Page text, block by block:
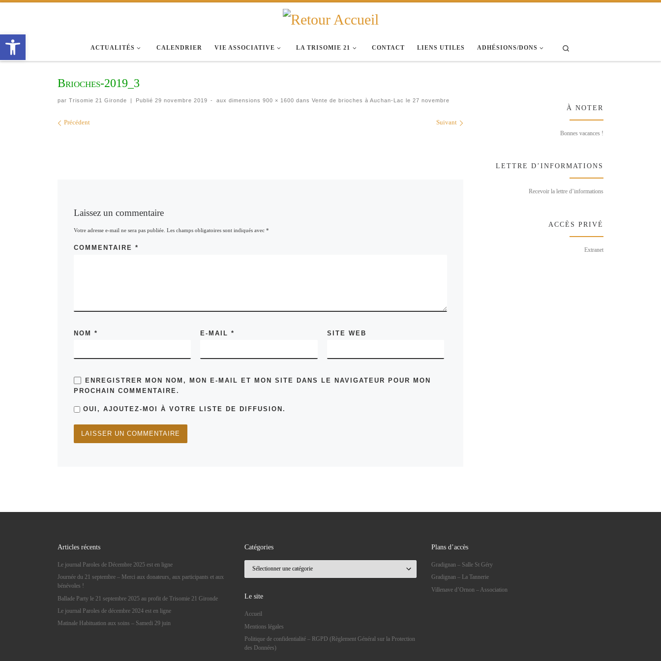
ACTUALITÉS CALENDRIER VIE ASSOCIATIVE LA TRISOMIE 21 CONTACT LIENS UTILES ADHÉSIONS/DONS
Brioches-2019_3
par Trisomie 21 Gironde | Publié 29 novembre 2019 - aux dimensions 900 × 1600 dans Vente de brioches à Auchan-Lac le 27 novembre
Navigation des images
Précédent Suivant
Laissez un commentaire
Votre adresse e-mail ne sera pas publiée. Les champs obligatoires sont indiqués avec *
COMMENTAIRE *
NOM * E-MAIL* SITE WEB
ENREGISTRER MON NOM, MON E-MAIL ET MON SITE DANS LE NAVIGATEUR POUR MON
PROCHAIN COMMENTAIRE.
OUI, AJOUTEZ-MOI À VOTRE LISTE DE DIFFUSION.
À NOTER
Bonnes vacances !
LETTRE D’INFORMATIONS
Recevoir la lettre d’informations
ACCÈS PRIVÉ
Extranet
Articles récents
Le journal Paroles de Décembre 2025 est en ligne
Journée du 21 septembre – Merci aux donateurs, aux participants et aux
bénévoles !
Ballade Party le 21 septembre 2025 au profit de Trisomie 21 Gironde
Le journal Paroles de décembre 2024 est en ligne
Matinale Habituation aux soins – Samedi 29 juin
Catégories
Le site
Accueil
Mentions légales
Politique de confidentialité – RGPD (Règlement Général sur la Protection
des Données)
Plans d’accès
Gradignan – Salle St Géry
Gradignan – La Tannerie
Villenave d’Ornon – Association
Ouvrir la barre d’outils